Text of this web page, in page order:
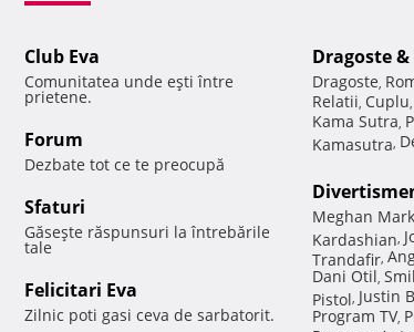
Club Eva
Comunitatea unde eşti între
prietene.
Forum
Dezbate tot ce te preocupă
Sfaturi
Găseşte răspunsuri la întrebările
tale
Felicitari Eva
Zilnic poti gasi ceva de sarbatorit.
Dragoste &
Dragoste,
Relatii, Cuplu,
Kama Sutra,
Kamasutra,
Meghan
Kardashian,
Trandafir,
Dani Otil,
Pistol, Justin
Program TV,